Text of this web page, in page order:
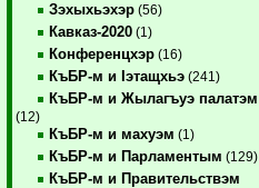
Зэхыхьэхэр (56)
Кавказ-2020 (1)
Конференцхэр (16)
КъБР-м и Iэтащхьэ (241)
КъБР-м и Жылагъуэ палатэм
(12)
КъБР-м и махуэм (1)
КъБР-м и Парламентым (129)
КъБР-м и Правительствэм